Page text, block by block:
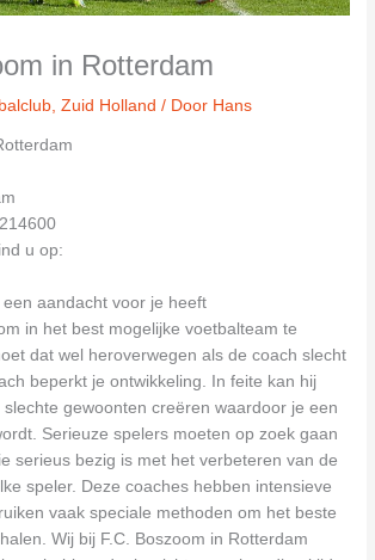
in Rotterdam
,Zuid Holland / Door Hans
u op:
een aandacht voor je heeft
in het best mogelijke voetbalteam te
dat wel heroverwegen als de coach slecht
beperkt je ontwikkeling. In feite kan hij
gewoonten creëren waardoor je een
Serieuze spelers moeten op zoek gaan
serieus bezig is met het verbeteren van de
speler. Deze coaches hebben intensieve
vaak speciale methoden om het beste
Wij bij F.C. Boszoom in Rotterdam